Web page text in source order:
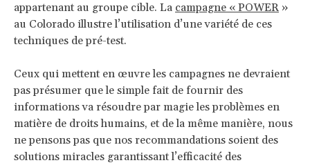
appartenant au groupe cible. La campagne « POWER »
au Colorado illustre l’utilisation d’une variété de ces
techniques de pré-test.
Ceux qui mettent en œuvre les campagnes ne devraient
pas présumer que le simple fait de fournir des
informations va résoudre par magie les problèmes en
matière de droits humains, et de la même manière, nous
ne pensons pas que nos recommandations soient des
solutions miracles garantissant l’efficacité des